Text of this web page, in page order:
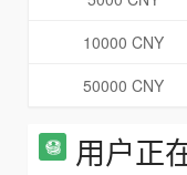
10000 CNY
50000 CNY
用户正